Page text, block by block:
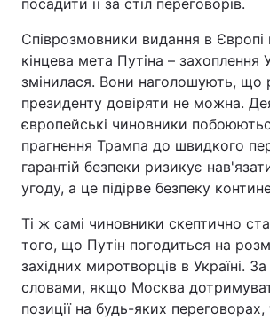
посадити її за стіл переговорів.
Співрозмовники видання в
кінцева мета Путіна – захоплення
змінилася. Вони наголошують, що
президенту довіряти не можна.
європейські чиновники
прагнення Трампа до швидкого
гарантій безпеки ризикує
угоду, а це підірве безпеку
Ті ж самі чиновники скептично
того, що Путін погодиться на
західних миротворців в Україні. За
словами, якщо Москва
позиції на будь-яких